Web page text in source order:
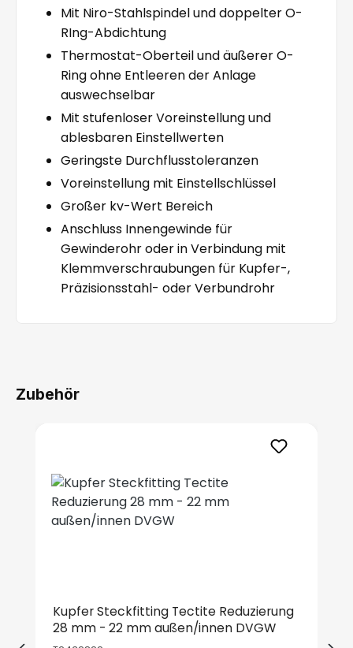
Mit Niro-Stahlspindel und doppelter O-
RIng-Abdichtung
Thermostat-Oberteil und äußerer O-
Ring ohne Entleeren der Anlage
auswechselbar
Mit stufenloser Voreinstellung und
ablesbaren Einstellwerten
Geringste Durchflusstoleranzen
Voreinstellung mit Einstellschlüssel
Großer kv-Wert Bereich
Anschluss Innengewinde für
Gewinderohr oder in Verbindung mit
Klemmverschraubungen für Kupfer-,
Präzisionsstahl- oder Verbundrohr
Zubehör
Kupfer Steckfitting Tectite Reduzierung
28 mm - 22 mm außen/innen DVGW